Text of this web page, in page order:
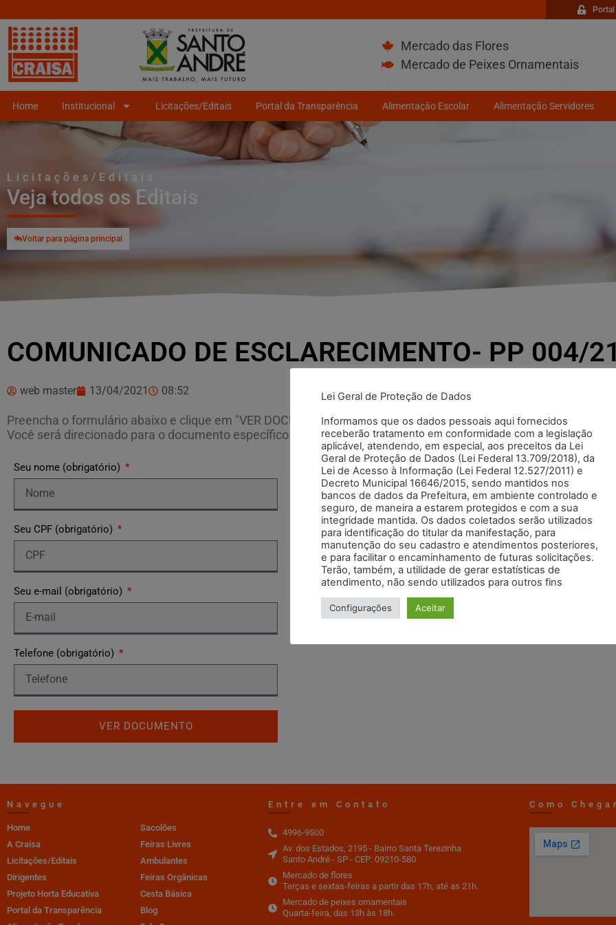
Mercado das Flores
Mercado de Peixes Ornamentais
Home Institucional Licitações/Editais Portal da Transparência Alimentação Escolar Alimentação Servidores
Licitações/Editais
Veja todos os Editais
Voltar para página principal
COMUNICADO DE ESCLARECIMENTO- PP 004/
web master 13/04/2021 08:52
Preencha o formulário abaixo e clique em "VER DOCUMENTO".
Você será direcionado para o documento específico.
Seu nome (obrigatório)
Seu CPF (obrigatório)
Seu e-mail (obrigatório)
Telefone (obrigatório)
VER DOCUMENTO
Navegue
Home
A Craisa
Licitações/Editais
Dirigentes
Projeto Horta Educativa
Portal da Transparência
Sacolões
Feiras Livres
Ambulantes
Feiras Orgânicas
Cesta Básica
Blog
Entre em Contato
4996-9500
Av. dos Estados, 2195 - Bairro Santa Terezinha
Santo André - SP - CEP: 09210-580
Mercado de flores
Terças e sextas-feiras a partir das 17h, até as 21h.
Mercado de peixes ornamentais
Quarta-feira, das 13h às 18h.
Como
Lei Geral de Proteção de Dados
Informamos que os dados pessoais aqui fornecidos
receberão tratamento em conformidade com a legislação
aplicável, atendendo, em especial, aos preceitos da Lei
Geral de Proteção de Dados (Lei Federal 13.709/2018), da
Lei de Acesso à Informação (Lei Federal 12.527/2011) e
Decreto Municipal 16646/2015, sendo mantidos nos
bancos de dados da Prefeitura, em ambiente controlado e
seguro, de maneira a estarem protegidos e com a sua
integridade mantida. Os dados coletados serão utilizados
para identificação do titular da manifestação, para
manutenção do seu cadastro e atendimentos posteriores,
e para facilitar o encaminhamento de futuras solicitações.
Terão, também, a utilidade de gerar estatísticas de
atendimento, não sendo utilizados para outros fins
Configurações Aceitar